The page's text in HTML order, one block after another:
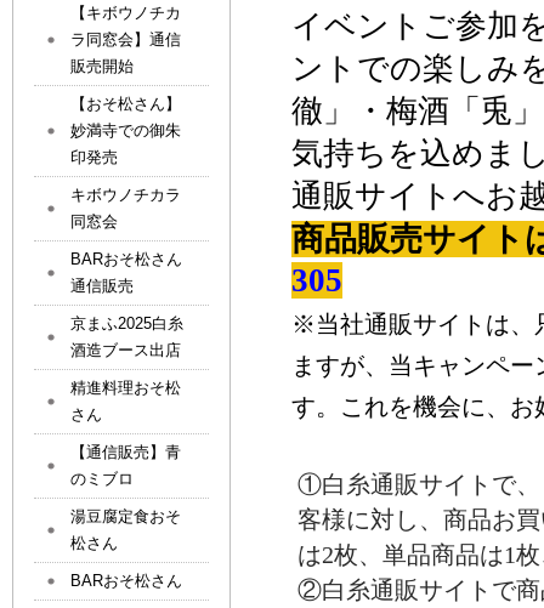
イベントご参加
ントでの楽しみ
徹」・梅酒「兎
気持ちを込め ま
通販サイト へお
商品販売サイ
305
※当社通販サイトは、
ますが、当キャンペ
す。これを機会に、
①白糸通販サイトで、
客様に対し、商品お
は2枚、単品商品は1
②白糸通販サイトで商
【キボウノチカ
ラ同窓会】通信
販売開始
【おそ松さん】
妙満寺での御朱
印発売
キボウノチカラ
同窓会
BARおそ松さん
通信販売
京まふ2025白糸
酒造ブース出店
精進料理おそ松
さん
【通信販売】青
のミブロ
湯豆腐定食おそ
松さん
BARおそ松さん